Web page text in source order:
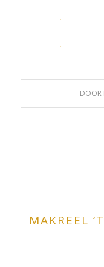
DOOR
MAKREEL